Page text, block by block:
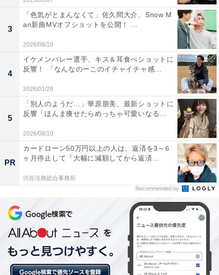
3
「色気がとまんなくて」佐久間大介、Snow M
an新曲MVオフショットを公開！ ...
2026/08/10
4
イケメンバレー選手、キス＆耳食べショットに
反響！ 「なんなのーこのイチャイチャ感...
2026/01/29
5
「別人のようだ…」華原朋美、最新ショットに
反響「ほんま痩せたらめっちゃ可愛いなる...
2026/08/10
PR
カードローン50万円以上の人は、返済を3～6
ヶ月停止して『大幅に減額してから返済...
渋谷法務総合事務所
Recommended by